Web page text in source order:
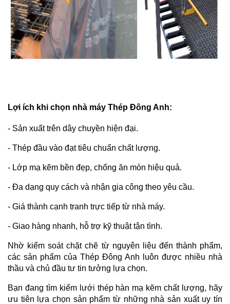
Lợi ích khi chọn nhà máy Thép Đông Anh:
- Sản xuất trên dây chuyền hiện đại.
- Thép đầu vào đạt tiêu chuẩn chất lượng.
- Lớp mạ kẽm bền đẹp, chống ăn mòn hiệu quả.
- Đa dạng quy cách và nhận gia công theo yêu cầu.
- Giá thành cạnh tranh trực tiếp từ nhà máy.
- Giao hàng nhanh, hỗ trợ kỹ thuật tận tình.
Nhờ kiểm soát chặt chẽ từ nguyên liệu đến thành phẩm,
các sản phẩm của Thép Đông Anh luôn được nhiều nhà
thầu và chủ đầu tư tin tưởng lựa chọn.
Bạn đang tìm kiếm lưới thép hàn mạ kẽm chất lượng, hãy
ưu tiên lựa chọn sản phẩm từ những nhà sản xuất uy tín